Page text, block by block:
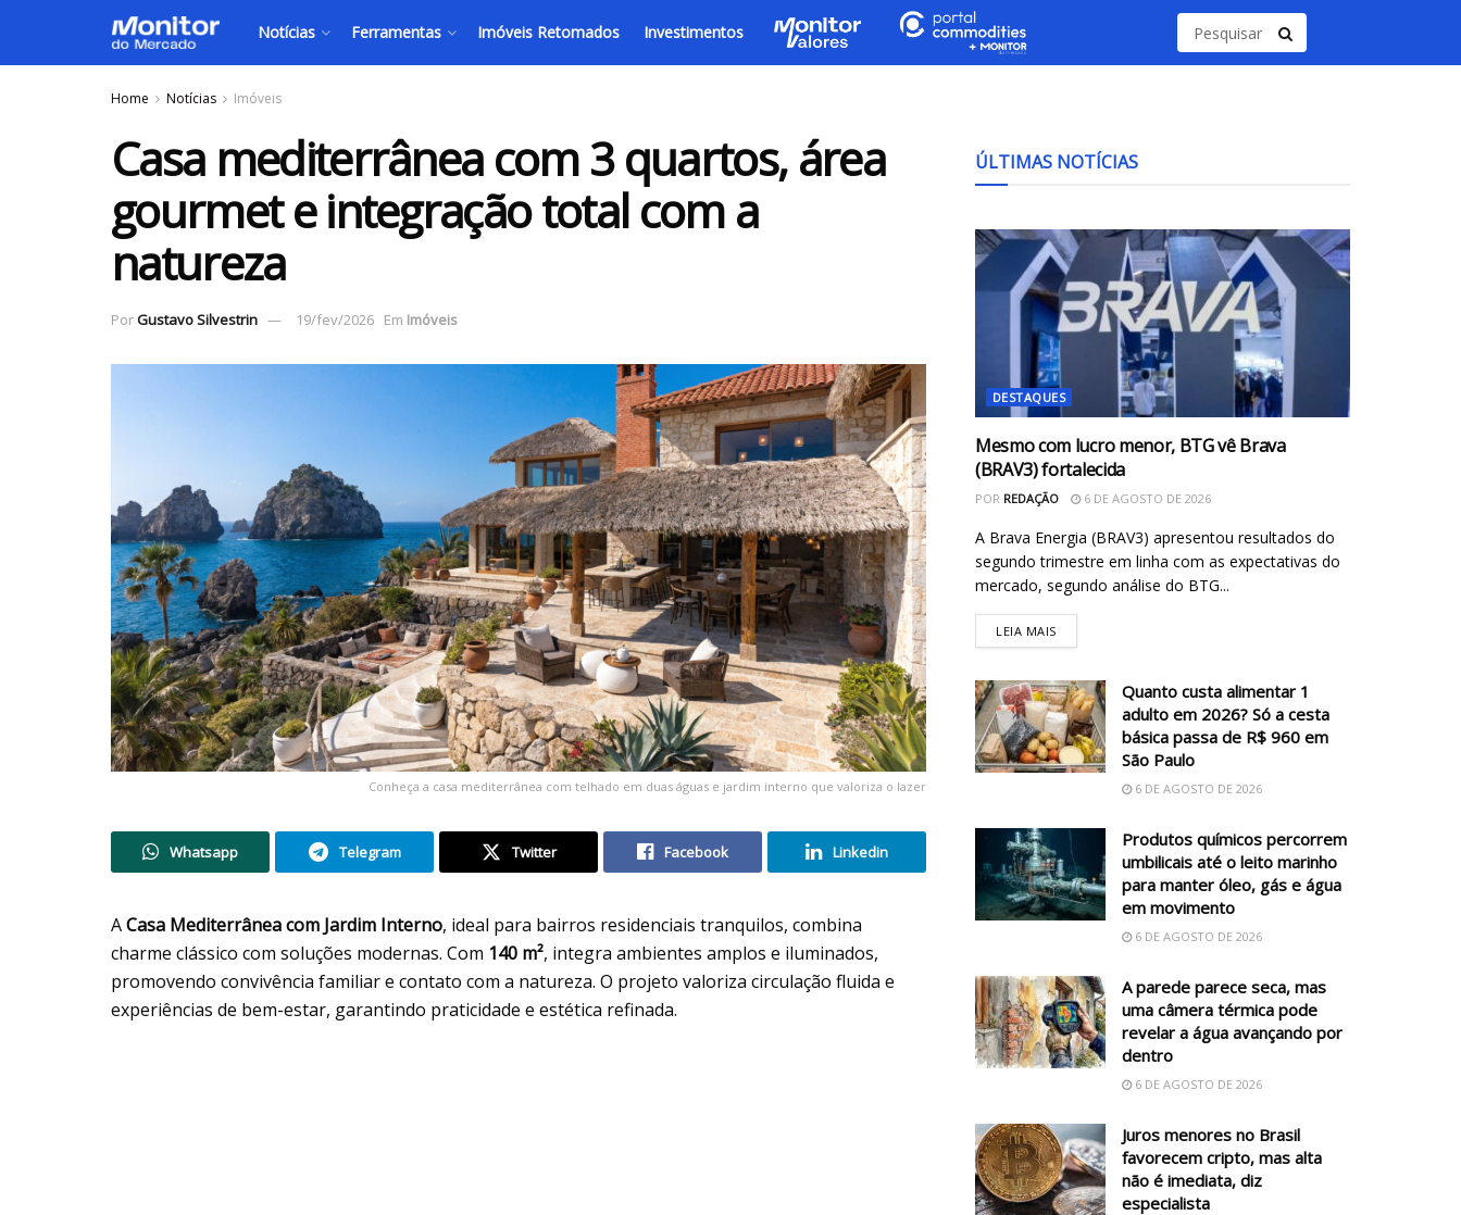
Notícias Ferramentas Imóveis Retomados Investimentos
Home Notícias Imóveis
Casa mediterrânea com 3 quartos, área
gourmet e integração total com a
natureza
PorGustavo Silvestrin 19/fev/2026 Em Imóveis
Conheça a casa mediterrânea com telhado em duas águas e jardim interno que valoriza o lazer
Whatsapp Telegram Twitter Facebook Linkedin
ACasa Mediterrânea com Jardim Interno, ideal para bairros residenciais tranquilos, combina
charme clássico com soluções modernas. Com 140 m², integra ambientes amplos e iluminados,
promovendo convivência familiar e contato com a natureza. O projeto valoriza circulação fluida e
experiências de bem-estar, garantindo praticidade e estética refinada.
ÚLTIMAS NOTÍCIAS
DESTAQUES
Mesmo com lucro menor, BTG vê Brava
(BRAV3) fortalecida
POR REDAÇÃO 6 DE AGOSTO DE 2026
A Brava Energia (BRAV3) apresentou resultados do
segundo trimestre em linha com as expectativas do
mercado, segundo análise do BTG...
LEIA MAIS
Quanto custa alimentar 1
adulto em 2026? Só a cesta
básica passa de R$ 960 em
São Paulo
6 DE AGOSTO DE 2026
Produtos químicos percorrem
umbilicais até o leito marinho
para manter óleo, gás e água
em movimento
6 DE AGOSTO DE 2026
A parede parece seca, mas
uma câmera térmica pode
revelar a água avançando por
dentro
6 DE AGOSTO DE 2026
Juros menores no Brasil
favorecem cripto, mas alta
não é imediata, diz
especialista